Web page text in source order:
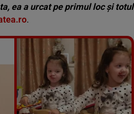
ea a urcat pe primul loc și totul
.